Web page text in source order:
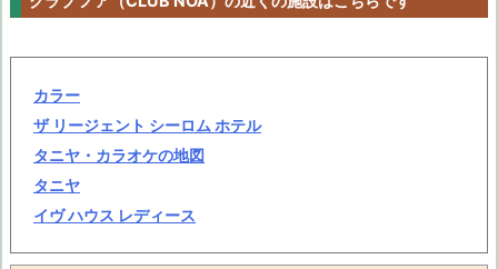
カラー
ザ リージェント シーロム ホテル
タニヤ・カラオケの地図
タニヤ
イヴ ハウス レディース